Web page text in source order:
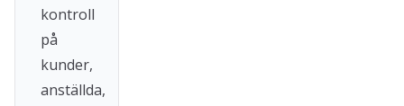
kontroll
på
kunder,
anställda,